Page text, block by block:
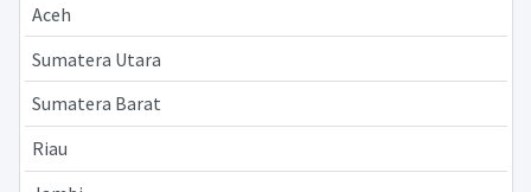
Aceh
Sumatera Utara
Sumatera Barat
Riau